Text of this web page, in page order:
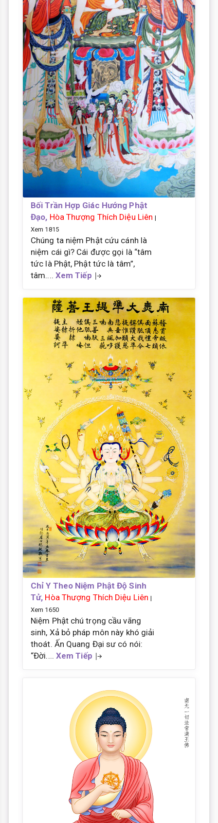
Bối Trần Hợp Giác Hướng Phật
Đạo, Hòa Thượng Thích Diệu Liên |
Xem 1815
Chúng ta niệm Phật cứu cánh là
niệm cái gì? Cái được gọi là “tâm
tức là Phật, Phật tức là tâm”,
tâm.... Xem Tiếp
Chỉ Y Theo Niệm Phật Độ Sinh
Tử, Hòa Thượng Thích Diệu Liên |
Xem 1650
Niệm Phật chú trọng cầu vãng
sinh, Xả bỏ pháp môn này khó giải
thoát. Ấn Quang Đại sư có nói:
“Đời.... Xem Tiếp